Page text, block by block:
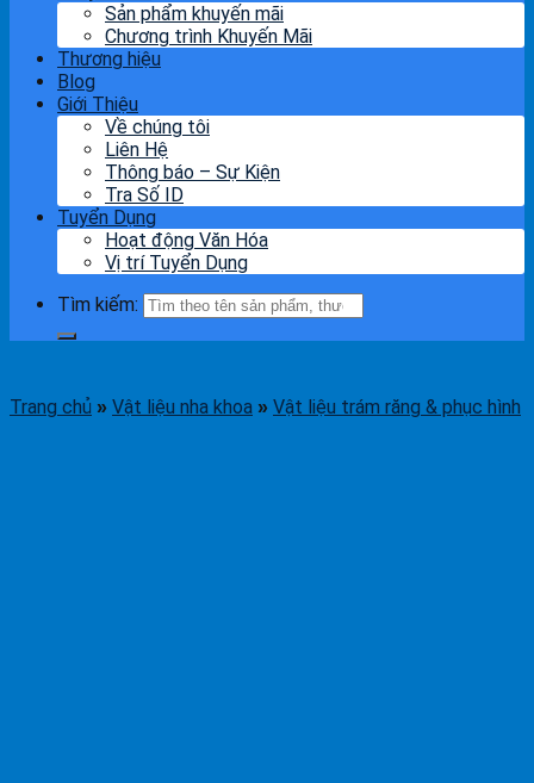
Sản phẩm khuyến mãi
Chương trình Khuyến Mãi
Thương hiệu
Blog
Giới Thiệu
Về chúng tôi
Liên Hệ
Thông báo – Sự Kiện
Tra Số ID
Tuyển Dụng
Hoạt động Văn Hóa
Vị trí Tuyển Dụng
Tìm kiếm:
Trang chủ » Vật liệu nha khoa » Vật liệu trám răng & phục hình